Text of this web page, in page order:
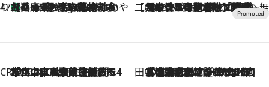
47都道府県の手みやげ ひんやりスイーツで夏を満喫
2 Hours Ago
【兵庫県】この夏絶対食べたい 冷やしておいしいおやつ3選 淡路島の恵みをジェラートに集約 【CREA×星野リゾート】唯一無二。癒しと発見が待つ場所へ
2026.8.7
【トンボの足水浴】ヒノキの香りに包まれて涼感マックス！約13℃の湧水かけ流しを避暑地「星野温泉 トンボの湯」で体験
CREA'S CHOICE
2026.8.7
「立川にも歌舞伎があるんだよ」 片岡仁左衛門・市川中車ら豪華座組みで4年目の立川立飛歌舞伎へ 田中稲の勝手に再ブーム
2026.8.7
「湘南乃風に憧れて」観客大盛上がりの“タオル回し”に、ラッパー顔負けの高速歌唱まで…さだまさし（74）のアグレッシブすぎる現在地